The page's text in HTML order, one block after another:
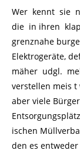
Wer kennt sie
die in ihren
grenznahe
Elektrogeräte,
mäher udgl.
verstellen meis t
aber viele
ischen
den es